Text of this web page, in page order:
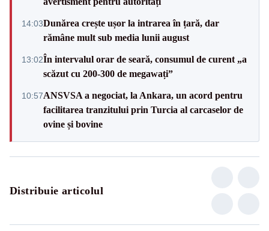
14:03Dunărea crește ușor la intrarea în țară, dar
rămâne mult sub media lunii august
13:02În intervalul orar de seară, consumul de curent „a
scăzut cu 200-300 de megawați”
10:57ANSVSA a negociat, la Ankara, un acord pentru
facilitarea tranzitului prin Turcia al carcaselor de
ovine și bovine
Distribuie articolul